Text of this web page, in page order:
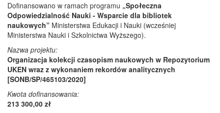
Dofinansowano w ramach programu „Społeczna
Odpowiedzialność Nauki - Wsparcie dla bibliotek
naukowych” Ministerstwa Edukacji i Nauki (wcześniej
Ministerstwa Nauki i Szkolnictwa Wyższego).
Nazwa projektu:
Organizacja kolekcji czasopism naukowych w Repozytorium
UKEN wraz z wykonaniem rekordów analitycznych
[SONB/SP/465103/2020]
Kwota dofinansowania:
213 300,00 zł